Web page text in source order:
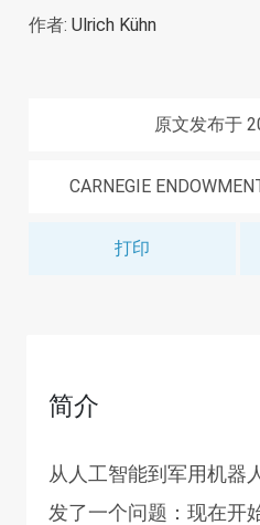
作者: Ulrich Kühn
原文发布于
CARNEGIE
打印
简介
从人工智能到军用机器
发了一个问题：现在开